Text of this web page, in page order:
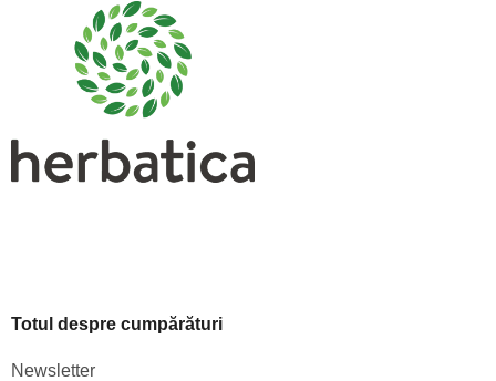
Totul despre cumpărături
Newsletter